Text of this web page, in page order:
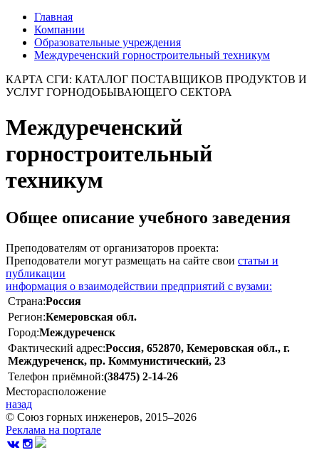
Главная
Компании
Образовательные учреждения
Междуреченский горностроительный техникум
КАРТА СГИ: КАТАЛОГ ПОСТАВЩИКОВ ПРОДУКТОВ И
УСЛУГ ГОРНОДОБЫВАЮЩЕГО СЕКТОРА
Междуреченский
горностроительный
техникум
Общее описание учебного заведения
Преподователям от организаторов проекта:
Преподователи могут размещать на сайте свои статьи и
публикации
информация о взаимодействии предприятий с вузами:
Страна:Россия
Регион:Кемеровская обл.
Город:Междуреченск
Фактический адрес:Россия, 652870, Кемеровская обл., г.
Междуреченск, пр. Коммунистический, 23
Телефон приёмной:(38475) 2-14-26
Месторасположение
назад
© Союз горных инженеров, 2015–2026
Реклама на портале